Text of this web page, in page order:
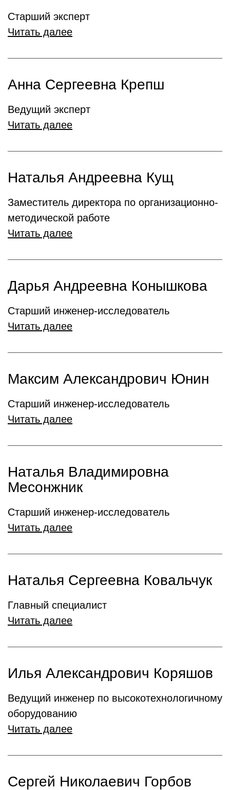
Старший эксперт
Читать далее
Анна Сергеевна Крепш
Ведущий эксперт
Читать далее
Наталья Андреевна Кущ
Заместитель директора по организационно-
методической работе
Читать далее
Дарья Андреевна Конышкова
Старший инженер-исследователь
Читать далее
Максим Александрович Юнин
Старший инженер-исследователь
Читать далее
Наталья Владимировна
Месонжник
Старший инженер-исследователь
Читать далее
Наталья Сергеевна Ковальчук
Главный специалист
Читать далее
Илья Александрович Коряшов
Ведущий инженер по высокотехнологичному
оборудованию
Читать далее
Сергей Николаевич Горбов